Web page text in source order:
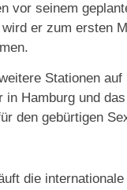
vor seinem
er zum ersten
Stationen auf
in Hamburg und
den gebürtigen
die